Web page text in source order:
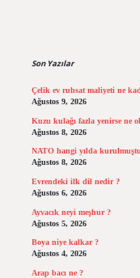
Son Yazılar
Çelik ev ruhsat maliyeti ne
Ağustos 9, 2026
Kuzu kulağı fazla yenirse ne
Ağustos 8, 2026
NATO hangi yılda
Ağustos 8, 2026
Evrendeki ilk dil nedir ?
Ağustos 6, 2026
Ayvacık neyi meşhur ?
Ağustos 5, 2026
Boya niye kalkar ?
Ağustos 4, 2026
Arap bacı ne ?